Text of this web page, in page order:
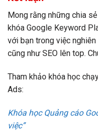
Mong rằng những chia
khóa Google Keyword
với bạn trong việc
cũng như SEO lên top.
Tham khảo khóa học
Ads:
Khóa học Quảng cáo
việc”